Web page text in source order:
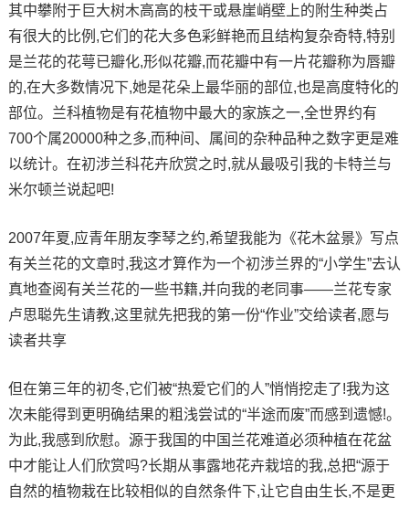
其中攀附于巨大树木高高的枝干或悬崖峭壁上的附生种类占
有很大的比例,它们的花大多色彩鲜艳而且结构复杂奇特,特别
是兰花的花萼已瓣化,形似花瓣,而花瓣中有一片花瓣称为唇瓣
的,在大多数情况下,她是花朵上最华丽的部位,也是高度特化的
部位。兰科植物是有花植物中最大的家族之一,全世界约有
700个属20000种之多,而种间、属间的杂种品种之数字更是难
以统计。在初涉兰科花卉欣赏之时,就从最吸引我的卡特兰与
米尔顿兰说起吧!
2007年夏,应青年朋友李琴之约,希望我能为《花木盆景》写点
有关兰花的文章时,我这才算作为一个初涉兰界的“小学生”去认
真地查阅有关兰花的一些书籍,并向我的老同事——兰花专家
卢思聪先生请教,这里就先把我的第一份“作业”交给读者,愿与
读者共享
但在第三年的初冬,它们被“热爱它们的人”悄悄挖走了!我为这
次未能得到更明确结果的粗浅尝试的“半途而废”而感到遗憾!。
为此,我感到欣慰。源于我国的中国兰花难道必须种植在花盆
中才能让人们欣赏吗?长期从事露地花卉栽培的我,总把“源于
自然的植物栽在比较相似的自然条件下,让它自由生长,不是更